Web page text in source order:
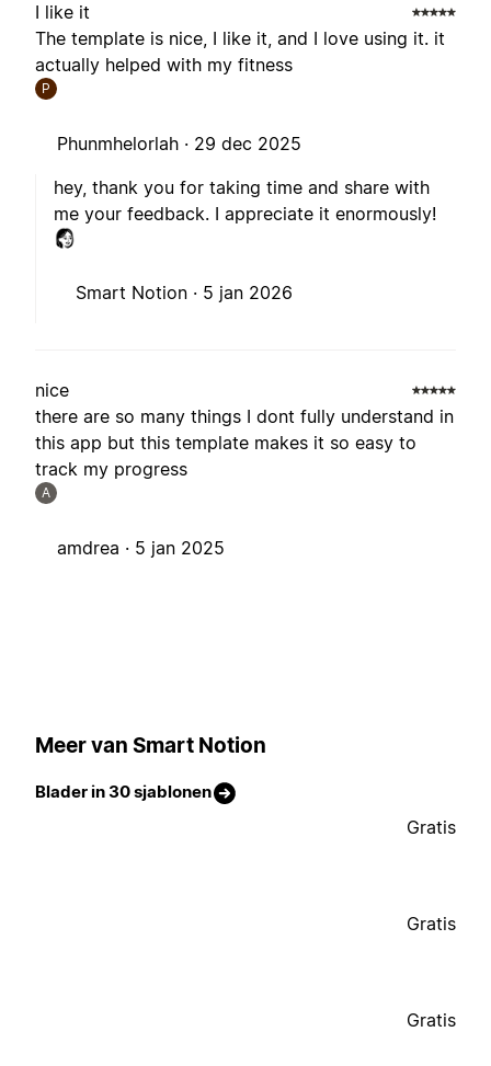
I like it
The template is nice, I like it, and I love using it. it
actually helped with my fitness
P
Phunmhelorlah · 29 dec 2025
hey, thank you for taking time and share with
me your feedback. I appreciate it enormously!
Smart Notion · 5 jan 2026
nice
there are so many things I dont fully understand in
this app but this template makes it so easy to
track my progress
A
amdrea · 5 jan 2025
Meer van Smart Notion
Blader in 30 sjablonen
Gratis
Gratis
Gratis